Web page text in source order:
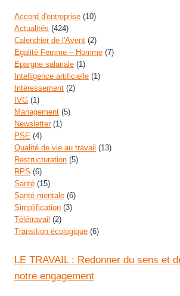
Accord d'entreprise (10)
Actualités (424)
Calendrier de l'Avent (2)
Egalité Femme – Homme (7)
Epargne salariale (1)
Intelligence artificielle (1)
Intéressement (2)
IVG (1)
Management (5)
Newsletter(1)
PSE (4)
Qualité de vie au travail (13)
Restructuration (5)
RPS (6)
Santé (15)
Santé mentale (6)
Simplification (3)
Télétravail (2)
Transition écologique (6)
LE TRAVAIL : Redonner du sens et
notre engagement